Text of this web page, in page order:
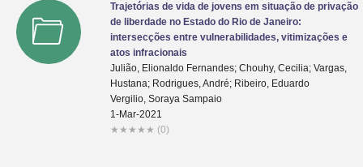
Trajetórias de vida de jovens em situação de privação
de liberdade no Estado do Rio de Janeiro:
intersecções entre vulnerabilidades, vitimizações e
atos infracionais
Julião, Elionaldo Fernandes; Chouhy, Cecilia; Vargas,
Hustana; Rodrigues, André; Ribeiro, Eduardo
Vergilio, Soraya Sampaio
1-Mar-2021
★ ★ ★ ★ ★ (0)